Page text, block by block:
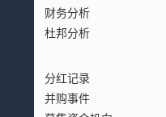
财务分析
杜邦分析
分红记录
并购事件